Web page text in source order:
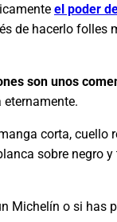
el poder
de hacerlo folles
son unos
corta, cuello
sobre negro
Michelín o si has